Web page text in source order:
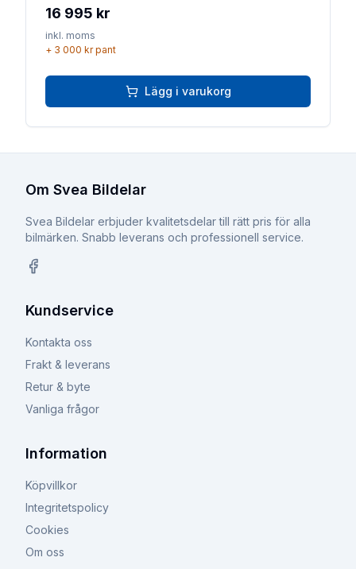
16 995 kr
inkl. moms
+ 3 000 krpant
Lägg i varukorg
Om Svea Bildelar
Svea Bildelar erbjuder kvalitetsdelar till rätt pris för alla
bilmärken. Snabb leverans och professionell service.
Kundservice
Kontakta oss
Frakt & leverans
Retur & byte
Vanliga frågor
Information
Köpvillkor
Integritetspolicy
Cookies
Om oss